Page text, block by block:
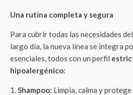
Una rutina completa y segura
Para cubrir todas las necesidades
largo día, la nueva línea se integra
esenciales, todos con un perfil
hipoalergénico:
Shampoo: Limpia, calma y